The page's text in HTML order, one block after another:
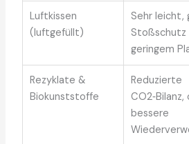
Luftkissen
(luftgefüllt)
Sehr leicht,
Stoßschutz
geringem
Rezyklate &
Biokunststoffe
Reduzierte
bessere